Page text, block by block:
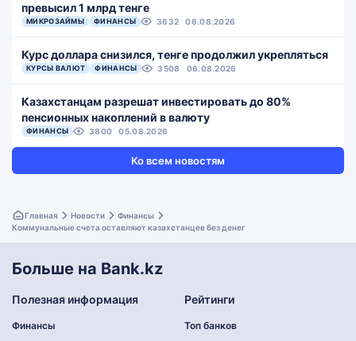
превысил 1 млрд тенге
МИКРОЗАЙМЫ ФИНАНСЫ 3632 06.08.2026
Курс доллара снизился, тенге продолжил укрепляться
КУРСЫ ВАЛЮТ ФИНАНСЫ 3508 06.08.2026
Казахстанцам разрешат инвестировать до 80%
пенсионных накоплений в валюту
ФИНАНСЫ 3800 05.08.2026
Ко всем новостям
Главная Новости
Финансы
Коммунальные счета оставляют казахстанцев без денег
Больше на Bank.kz
Полезная информация
Финансы
Рейтинги
Топ банков